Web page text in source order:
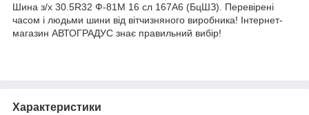
Шина з/х 30.5R32 Ф-81М 16 сл 167А6 (БцШЗ). Перевірені
часом і людьми шини від вітчизняного виробника! Інтернет-
магазин АВТОГРАДУС знає правильний вибір!
Характеристики